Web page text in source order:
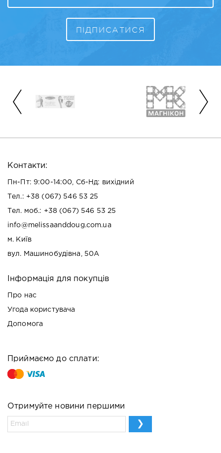
Контакти:
Пн-Пт: 9:00-14:00, Сб-Нд: вихідний
Тел.: +38 (067) 546 53 25
Тел. моб.: +38 (067) 546 53 25
info@melissaanddoug.com.ua
м. Київ
вул. Машинобудівна, 50А
Інформація для покупців
Про нас
Угода користувача
Допомога
Приймаємо до сплати:
Отримуйте новини першими